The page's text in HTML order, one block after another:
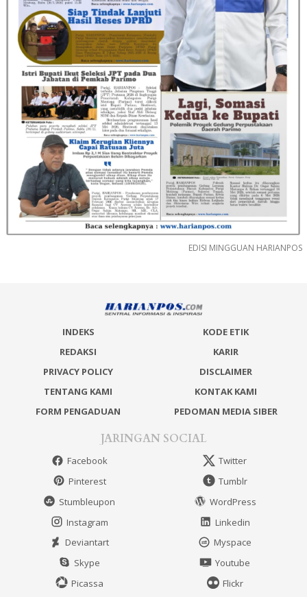
EDISI MINGGUAN HARIANPOS
INDEKS
KODE ETIK
REDAKSI
KARIR
PRIVACY POLICY
DISCLAIMER
TENTANG KAMI
KONTAK KAMI
FORM PENGADUAN
PEDOMAN MEDIA SIBER
JARINGAN SOCIAL
Facebook
Twitter
Pinterest
Tumblr
Stumbleupon
WordPress
Instagram
Linkedin
Deviantart
Myspace
Skype
Youtube
Picassa
Flickr